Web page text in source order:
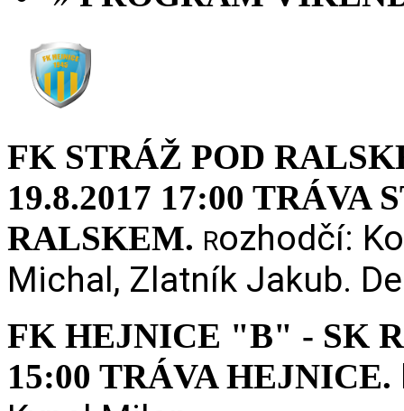
FK STRÁŽ POD
19.8.2017 17:00 TRÁVA
RALSKEM. Rozhodčí:
Michal, Zlatník Jakub.
FK HEJNICE "B" - SK
15:00 TRÁVA HEJNICE.